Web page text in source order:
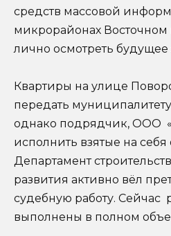
средств массовой
микрорайонах
лично осмотреть
Квартиры на улице
передать
однако подрядчик, ООО
исполнить взятые на себя
Департамент
развития активно вёл
судебную работу. Сейчас
выполнены в полном